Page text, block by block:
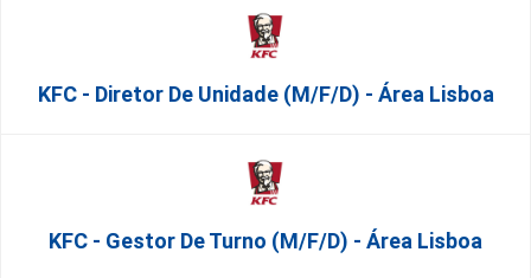
KFC - Diretor De Unidade (m/f/d) - Área Lisboa
KFC - Gestor De Turno (m/f/d) - Área Lisboa